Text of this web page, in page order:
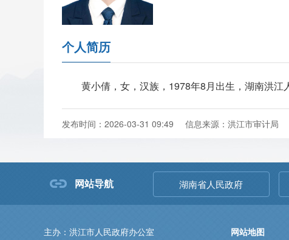
个人简历
黄小倩，女，汉族，1978年8月出生，湖南洪江
发布时间：2026-03-31 09:49 信息来源：洪江市审计局
网站导航 湖南省人民政府
主办：洪江市人民政府办公室 网站地图